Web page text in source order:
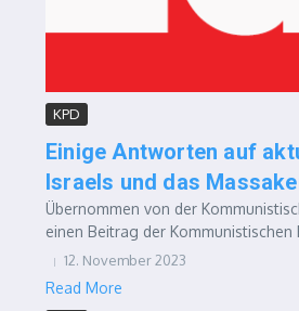
KPD
Einige Antworten auf
Israels und das
Übernommen von der
einen Beitrag der
12. November 2023
Read More